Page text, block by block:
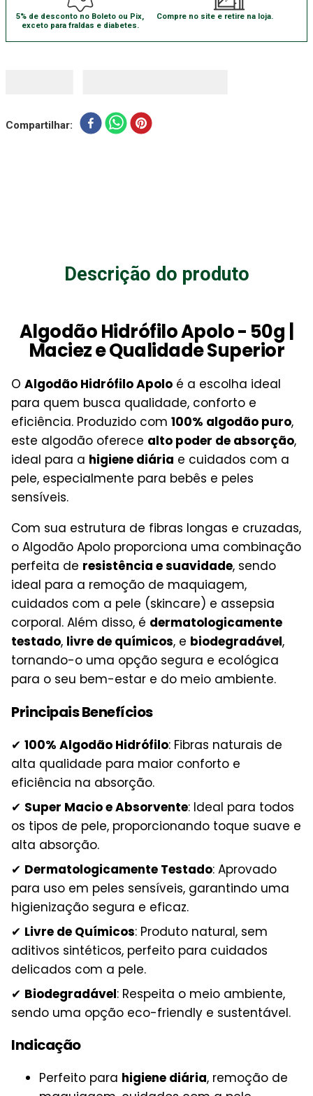
5% de desconto no Boleto ou Pix,
exceto para fraldas e diabetes.
Compre no site e retire na loja.
Compartilhar
Descrição do produto
Algodão Hidrófilo Apolo - 50g |
Maciez e Qualidade Superior
O Algodão Hidrófilo Apolo é a escolha ideal
para quem busca qualidade, conforto e
eficiência. Produzido com 100% algodão puro,
este algodão oferece alto poder de absorção,
ideal para a higiene diária e cuidados com a
pele, especialmente para bebês e peles
sensíveis.
Com sua estrutura de fibras longas e cruzadas,
o Algodão Apolo proporciona uma combinação
perfeita de resistência e suavidade, sendo
ideal para a remoção de maquiagem,
cuidados com a pele (skincare) e assepsia
corporal. Além disso, é dermatologicamente
testado, livre de químicos, e biodegradável,
tornando-o uma opção segura e ecológica
para o seu bem-estar e do meio ambiente.
Principais Benefícios
✔ 100% Algodão Hidrófilo: Fibras naturais de
alta qualidade para maior conforto e
eficiência na absorção.
✔ Super Macio e Absorvente: Ideal para todos
os tipos de pele, proporcionando toque suave e
alta absorção.
✔ Dermatologicamente Testado: Aprovado
para uso em peles sensíveis, garantindo uma
higienização segura e eficaz.
✔ Livre de Químicos: Produto natural, sem
aditivos sintéticos, perfeito para cuidados
delicados com a pele.
✔ Biodegradável: Respeita o meio ambiente,
sendo uma opção eco-friendly e sustentável.
Indicação
Perfeito para higiene diária, remoção de